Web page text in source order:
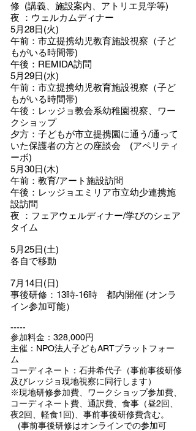
修 (講義、施設案内、アトリエ見学等)
夜 ：ウェルカムディナー
5月28日(火)
午前：市立提携幼児教育施設視察（子ど
もがいる時間帯)
午後 ：REMIDA訪問
5月29日(水)
午前 ：市立提携幼児教育施設視察（子ど
もがいる時間帯)
午後 ：レッジョ教会系幼稚園視察、ワー
クショップ
夕方：子どもが市立提携園に通う/通って
いた保護者の方との座談会 (アペリティ
ーボ)
5月30日(木)
午前 ： 教育/アート施設訪問
午後 ： レッジョエミリア市立幼少連携施
設訪問
夜
： フェアウェルディナー/学びのシェア
タイム
5月25日(土)
各自で移動
7月14日(日)
事後研修：13時-16時 都内開催 (オンラ
イン参加可能）
-----
参加料金：328,000円
主催：NPO法人子どもARTプラットフォー
ム
コーディネート：石井希代子（事前事後研修
及びレッジョ現地視察に同行します）
※現地研修参加費、ワークショップ参加費、
コーディネート費、通訳費、食事（昼2回、
夜2回、軽食1回)、事前事後研修費含む。
(事前事後研修はオンラインでの参加可